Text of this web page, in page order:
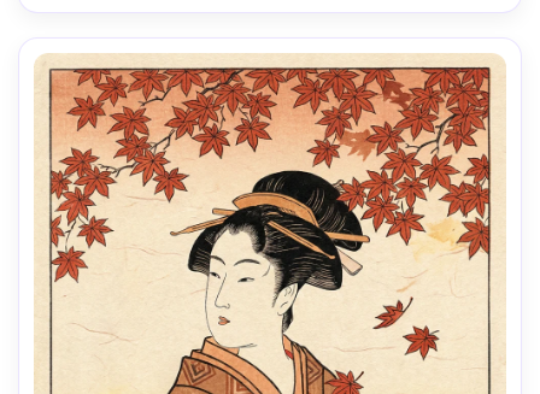
lente de 85mm, profundidade de campo rasa, iluminação
cinematográfica suave-AR 4:5